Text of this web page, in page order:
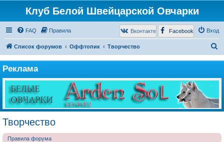
Клуб Белой Швейцарской Овчарки
FAQ Правила Вход
Вконтакте Facebook
Список форумов Оффтопик Творчество
с
Реклама
Творчество
Правила форума